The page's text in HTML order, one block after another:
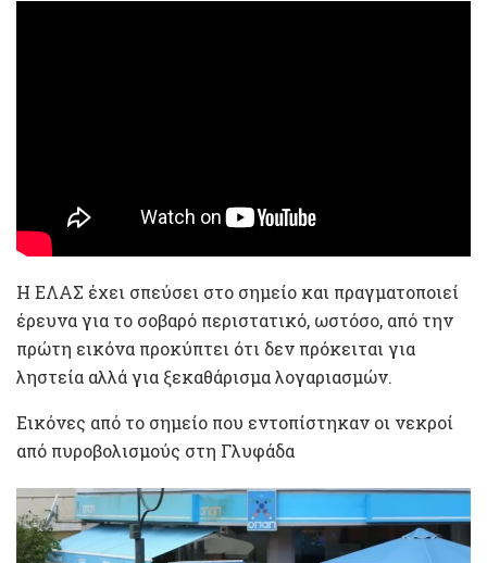
Η ΕΛΑΣ έχει σπεύσει στο σημείο και πραγματοποιεί
έρευνα για το σοβαρό περιστατικό, ωστόσο, από την
πρώτη εικόνα προκύπτει ότι δεν πρόκειται για
ληστεία αλλά για ξεκαθάρισμα λογαριασμών.
Εικόνες από το σημείο που εντοπίστηκαν οι νεκροί
από πυροβολισμούς στη Γλυφάδα